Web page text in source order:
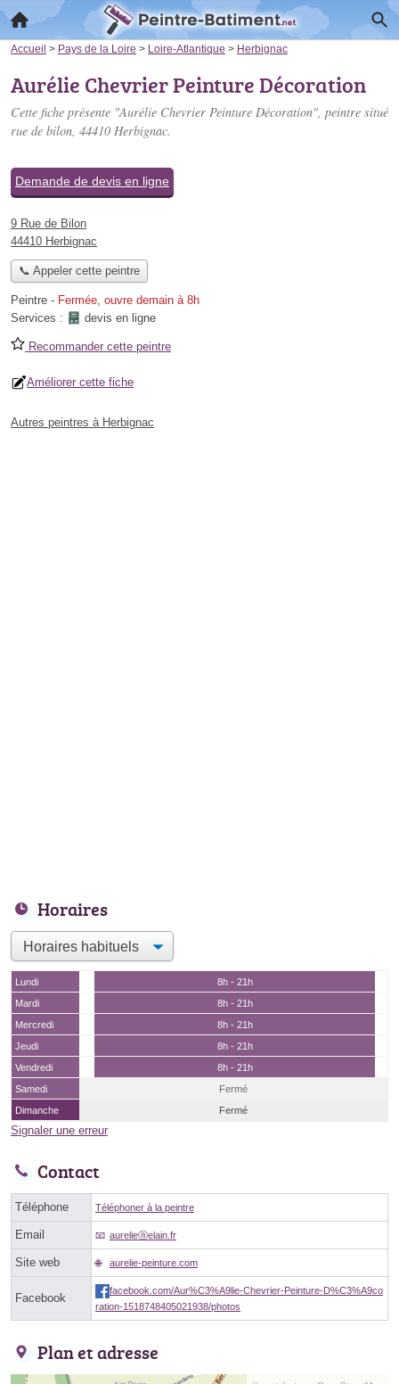
Accueil > Pays de la Loire > Loire-Atlantique > Herbignac
Aurélie Chevrier Peinture Décoration
Cette fiche présente "Aurélie Chevrier Peinture Décoration", peintre situé
rue de bilon, 44410 Herbignac.
Demande de devis en ligne
9 Rue de Bilon
44410 Herbignac
📞 Appeler cette peintre
Peintre - Fermée, ouvre demain à 8h
Services :
devis en ligne
Recommander cette peintre
Améliorer cette fiche
Autres peintres à Herbignac
Horaires
Lundi
8h - 21h
Mardi
8h - 21h
Mercredi
8h - 21h
Jeudi
8h - 21h
Vendredi
8h - 21h
Samedi
Fermé
Dimanche
Fermé
Signaler une erreur
Contact
Téléphone Téléphoner à la peintre
Email aurelieⓐelain.fr
Site web aurelie-peinture.com
Facebook
facebook.com/Aur%C3%A9lie-Chevrier-Peinture-D%C3%A9co
ration-1518748405021938/photos
Plan et adresse